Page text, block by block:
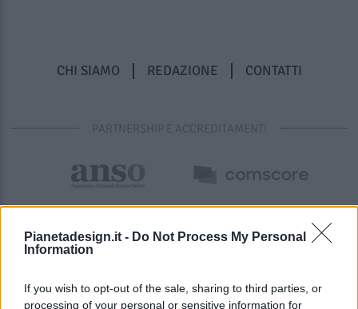
Pianetadesign.it - Do Not Process My Personal
Information
If you wish to opt-out of the sale, sharing to third parties, or
processing of your personal or sensitive information for
CHI SIAMO REDAZIONE CONTATTI
PARTNERSHIP E ACCREDITAMENTI